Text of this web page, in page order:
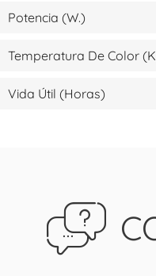
Potencia (W.)
Temperatura De Color
Vida Útil (Horas)